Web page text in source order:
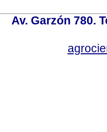
Av. Garzón 780.